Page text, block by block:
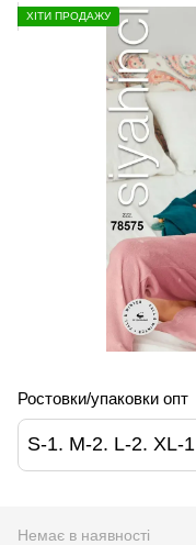
ХІТИ ПРОДАЖУ
Ростовки/упаковки опт
S-1. M-2. L-2. XL-1
Немає в наявності